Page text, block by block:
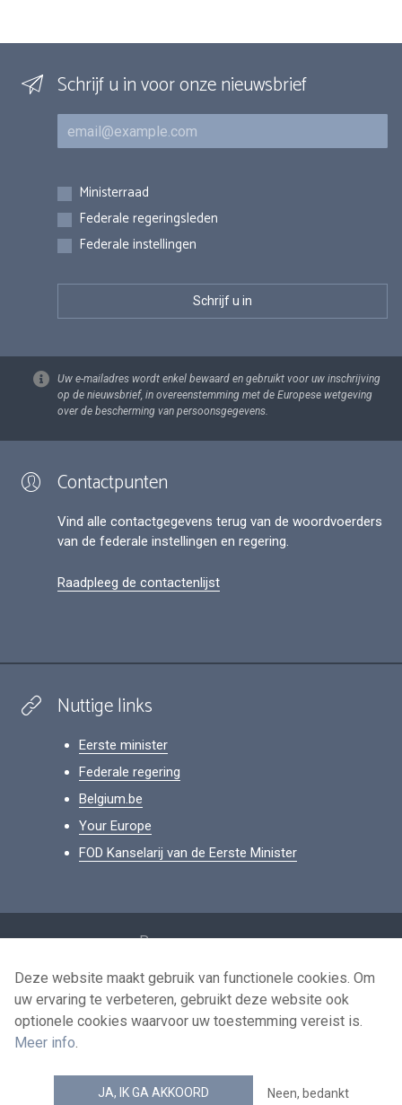
Schrijf u in voor onze nieuwsbrief
E-mail
Inschrijvingen
Ministerraad
Federale regeringsleden
Federale instellingen
Uw e-mailadres wordt enkel bewaard en gebruikt voor uw inschrijving
op de nieuwsbrief, in overeenstemming met de Europese wetgeving
over de bescherming van persoonsgegevens.
Contactpunten
Vind alle contactgegevens terug van de woordvoerders
van de federale instellingen en regering.
Raadpleeg de contactenlijst
Nuttige links
Eerste minister
Federale regering
Belgium.be
Your Europe
FOD Kanselarij van de Eerste Minister
Persoonsgegevens
Voorwaarden voor het hergebruik
Contacteer ons
news.belgium RSS feed
Deze website maakt gebruik van functionele cookies. Om
uw ervaring te verbeteren, gebruikt deze website ook
optionele cookies waarvoor uw toestemming vereist is.
Meer info.
JA, IK GA AKKOORD Neen, bedankt